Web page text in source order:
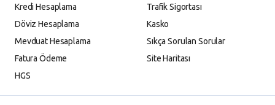
Kredi Hesaplama
Döviz Hesaplama
Mevduat Hesaplama
Fatura Ödeme
HGS
Trafik Sigortası
Kasko
Sıkça Sorulan Sorular
Site Haritası